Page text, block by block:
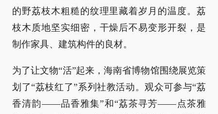
的野荔枝木粗糙的纹理里藏着岁月的温度。荔
枝木质地坚实细密，干燥后不易变形开裂，是
制作家具、建筑构件的良材。
为了让文物“活”起来，海南省博物馆围绕展览策
划了“荔枝红了”系列社教活动。观众可参与“荔
香清韵——品香雅集”和“荔茶寻芳——点茶雅